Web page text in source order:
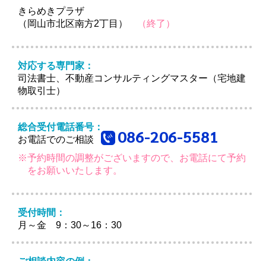
きらめきプラザ
（岡山市北区南方2丁目）
（終了）
対応する専門家：
司法書士、不動産コンサルティングマスター（宅地建
物取引士）
総合受付電話番号：
お電話でのご相談
086-206-5581
※予約時間の調整がございますので、お電話にて予約
をお願いいたします。
受付時間：
月～金 9：30～16：30